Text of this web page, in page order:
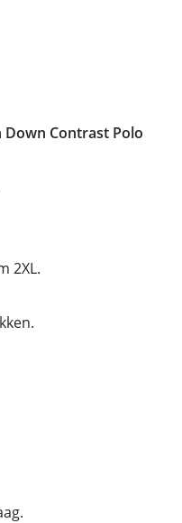
Down Contrast Polo
2XL.